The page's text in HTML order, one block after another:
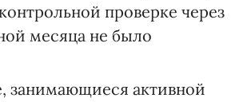
проверке через
месяца не было
занимающиеся активной